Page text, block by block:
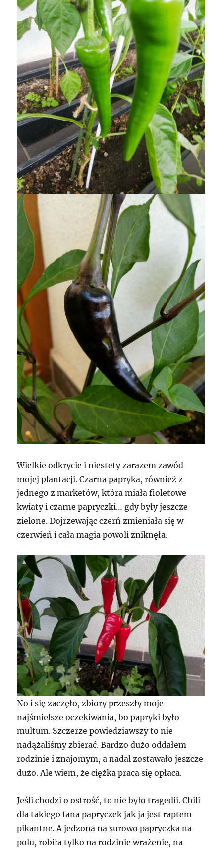
Wielkie odkrycie i niestety zarazem zawód
mojej plantacji. Czarna papryka, również z
jednego z marketów, która miała fioletowe
kwiaty i czarne papryczki… gdy były jeszcze
zielone. Dojrzewając czerń zmieniała się w
czerwień i cała magia powoli zniknęła.
No i się zaczęło, zbiory przeszły moje
najśmielsze oczekiwania, bo papryki było
multum. Szczerze powiedziawszy to nie
nadążaliśmy zbierać. Bardzo dużo oddałem
rodzinie i znajomym, a nadal zostawało jeszcze
dużo. Ale wiem, że ciężka praca się opłaca.
Jeśli chodzi o ostrość, to nie było tragedii. Chili
dla takiego fana papryczek jak ja jest raptem
pikantne. A jedzona na surowo papryczka na
polu, robiła tylko na rodzinie wrażenie, na